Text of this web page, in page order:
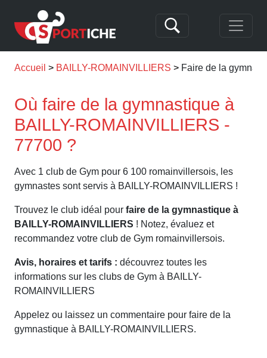
Accueil BAILLY-ROMAINVILLIERS Faire de la
Où faire de la gymnastique à
BAILLY-ROMAINVILLIERS -
77700 ?
Avec 1 club de Gym pour 6 100 romainvillersois, les
gymnastes sont servis à BAILLY-ROMAINVILLIERS !
Trouvez le club idéal pour faire de la gymnastique à
BAILLY-ROMAINVILLIERS ! Notez, évaluez et
recommandez votre club de Gym romainvillersois.
Avis, horaires et tarifs : découvrez toutes les
informations sur les clubs de Gym à BAILLY-
ROMAINVILLIERS
Appelez ou laissez un commentaire pour faire de la
gymnastique à BAILLY-ROMAINVILLIERS.